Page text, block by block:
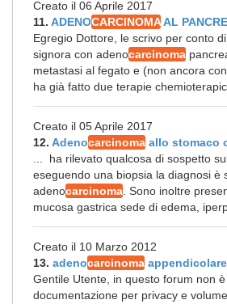
Creato il 06 Aprile 2017
11. ADENOCARCINOMAAL
Egregio Dottore, le scrivo per conto
signora con adenocarcinoma
metastasi al fegato e (non ancora
ha già fatto due terapie
Creato il 05 Aprile 2017
12. Adenocarcinoma allo stomaco
... ha rilevato qualcosa di sospetto
eseguendo una biopsia la diagnosi è
adenocarcinoma . Sono inoltre
mucosa gastrica sede di edema,
Creato il 10 Marzo 2012
13. adenocarcinoma
Gentile Utente, in questo forum non
documentazione per privacy e